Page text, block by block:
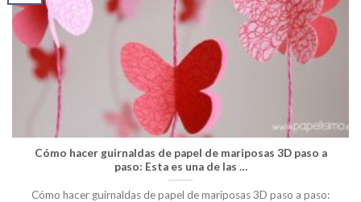
Cómo hacer guirnaldas de papel de mariposas 3D paso a
paso: Esta es una de las …
Cómo hacer guirnaldas de papel de mariposas 3D paso a paso: